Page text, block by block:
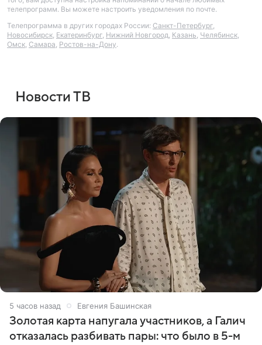
телепрограмм. Вы можете настроить уведомления по почте.
Телепрограмма в других городах России: Санкт-Петербург,
Новосибирск, Екатеринбург, Нижний Новгород, Казань, Челябинск,
Омск, Самара, Ростов-на-Дону.
Новости ТВ
5 часов назад Евгения Башинская
Золотая карта напугала участников, а Галич
отказалась разбивать пары: что было в 5-м